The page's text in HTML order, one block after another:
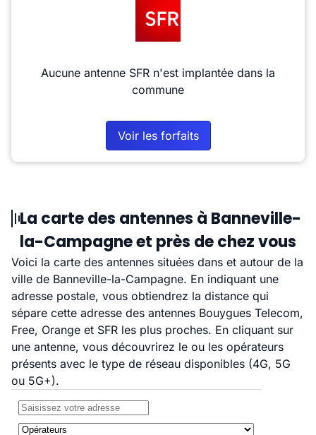
Aucune antenne SFR n'est implantée dans la
commune
Voir les forfaits
La carte des antennes à Banneville-
la-Campagne et près de chez vous
Voici la carte des antennes situées dans et autour de la
ville de Banneville-la-Campagne. En indiquant une
adresse postale, vous obtiendrez la distance qui
sépare cette adresse des antennes Bouygues Telecom,
Free, Orange et SFR les plus proches. En cliquant sur
une antenne, vous découvrirez le ou les opérateurs
présents avec le type de réseau disponibles (4G, 5G
ou 5G+).